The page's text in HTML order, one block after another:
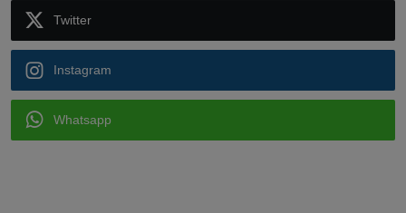
Twitter
Instagram
Whatsapp